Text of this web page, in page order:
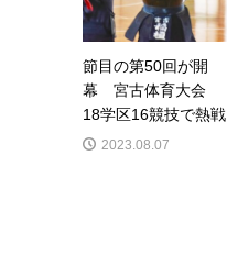
節目の第50回が開
幕 宮古体育大会
18学区16競技で熱戦
2023.08.07